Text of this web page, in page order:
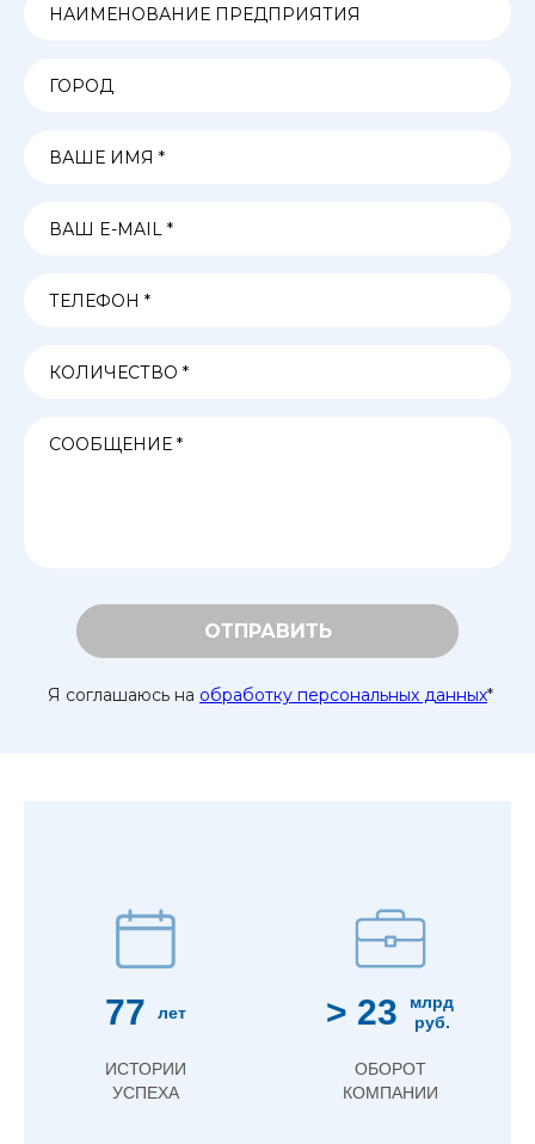
ОТПРАВИТЬ
Я соглашаюсь на обработку персональных данных*
77 лет
ИСТОРИИ
УСПЕХА
> 23
млрд
руб.
ОБОРОТ
КОМПАНИИ